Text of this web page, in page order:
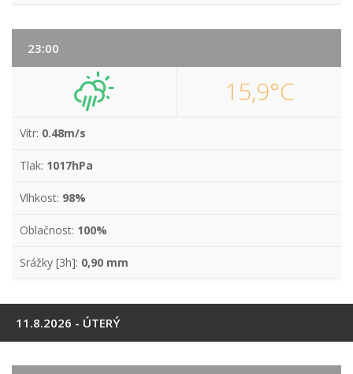
23:00
15,9°C
Vítr: 0.48m/s
Tlak: 1017hPa
Vlhkost: 98%
Oblačnost: 100%
Srážky [3h]: 0,90 mm
11.8.2026 - ÚTERÝ